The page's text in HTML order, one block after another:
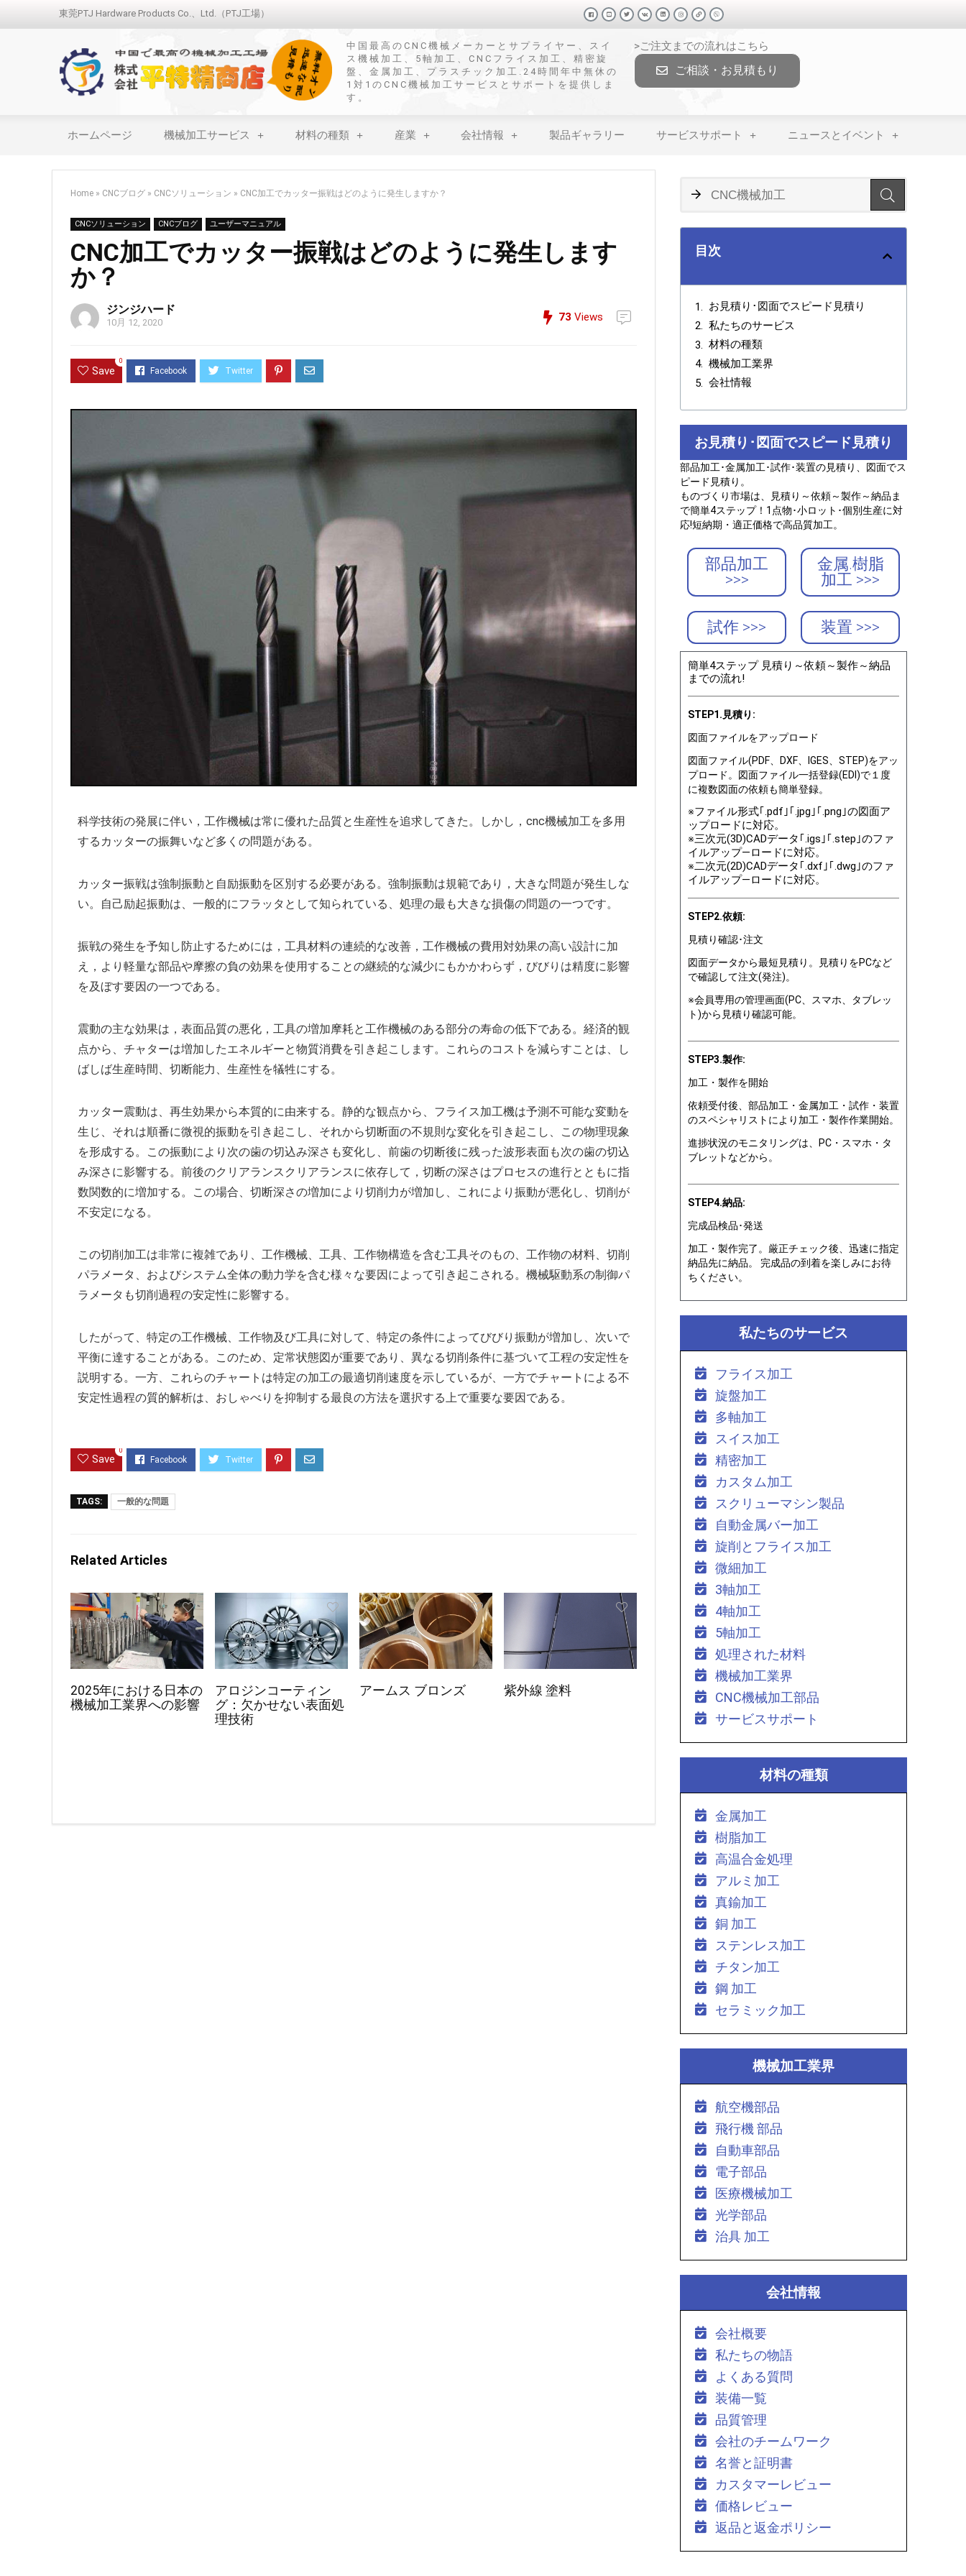
東莞PTJ Hardware Products Co.、Ltd.（PTJ工場）
中国最高のCNC機械メーカーとサプライヤー、スイ
ス機械加工、5軸加工、CNCフライス加工、精密旋
盤、金属加工、プラスチック加工.24時間年中無休の
1対1のCNC機械加工サービスとサポートを提供しま
す。
>ご注文までの流れはこちら
ご相談・お見積もり
ホームページ 機械加工サービス 材料の種類 産業 会社情報 製品ギャラリー サービスサポート ニュースとイベント
Home » CNCブログ » CNCソリューション » CNC加工でカッター振戦はどのように発生しますか？
CNCソリューション CNCブログ ユーザーマニュアル
CNC加工でカッター振戦はどのように発生します
か？
ジンジハード
10月 12, 2020 73 Views
Save
0
科学技術の発展に伴い，工作機械は常に優れた品質と生産性を追求してきた。しかし，cnc機械加工を多用
するカッターの振舞いなど多くの問題がある。
カッター振戦は強制振動と自励振動を区別する必要がある。強制振動は規範であり，大きな問題が発生しな
い。自己励起振動は、一般的にフラッタとして知られている、処理の最も大きな損傷の問題の一つです。
振戦の発生を予知し防止するためには，工具材料の連続的な改善，工作機械の費用対効果の高い設計に加
え，より軽量な部品や摩擦の負の効果を使用することの継続的な減少にもかかわらず，びびりは精度に影響
を及ぼす要因の一つである。
震動の主な効果は，表面品質の悪化，工具の増加摩耗と工作機械のある部分の寿命の低下である。経済的観
点から、チャターは増加したエネルギーと物質消費を引き起こします。これらのコストを減らすことは、し
ばしば生産時間、切断能力、生産性を犠牲にする。
カッター震動は、再生効果から本質的に由来する。静的な観点から、フライス加工機は予測不可能な変動を
生じ、それは順番に微視的振動を引き起こし、それから切断面の不規則な変化を引き起こし、この物理現象
を形成する。この振動により次の歯の切込み深さも変化し、前歯の切断後に残った波形表面も次の歯の切込
み深さに影響する。前後のクリアランスクリアランスに依存して，切断の深さはプロセスの進行とともに指
数関数的に増加する。この場合、切断深さの増加により切削力が増加し、これにより振動が悪化し、切削が
不安定になる。
この切削加工は非常に複雑であり、工作機械、工具、工作物構造を含む工具そのもの、工作物の材料、切削
パラメータ、およびシステム全体の動力学を含む様々な要因によって引き起こされる。機械駆動系の制御パ
ラメータも切削過程の安定性に影響する。
したがって、特定の工作機械、工作物及び工具に対して、特定の条件によってびびり振動が増加し、次いで
平衡に達することがある。このため、定常状態図が重要であり、異なる切削条件に基づいて工程の安定性を
説明する。一方、これらのチャートは特定の加工の最適切削速度を示しているが、一方でチャートによる不
安定性過程の質的解析は、おしゃべりを抑制する最良の方法を選択する上で重要な要因である。
Save
0
TAGS: 一般的な問題
Related Articles
2025年における日本の
機械加工業界への影響
アロジンコーティン
グ：欠かせない表面処
理技術
アームス ブロンズ 紫外線 塗料
目次
お見積り･図面でスピード見積り
私たちのサービス
材料の種類
機械加工業界
会社情報
お見積り･図面でスピード見積り
部品加工･金属加工･試作･装置の見積り、図面でス
ピード見積り。
ものづくり市場は、見積り～依頼～製作～納品ま
で簡単4ステップ！1点物･小ロット･個別生産に対
応!短納期・適正価格で高品質加工。
部品加工
>>>
金属.樹脂
加工 >>>
試作 >>> 装置 >>>
簡単4ステップ 見積り～依頼～製作～納品
までの流れ!
STEP1.見積り:
図面ファイルをアップロード
図面ファイル(PDF、DXF、IGES、STEP)をアッ
プロード。図面ファイル一括登録(EDI)で１度
に複数図面の依頼も簡単登録。
※ファイル形式｢.pdf｣｢.jpg｣｢.png｣の図面ア
ップロードに対応。
※三次元(3D)CADデータ｢.igs｣｢.step｣のファ
イルアップ―ロードに対応。
※二次元(2D)CADデータ｢.dxf｣｢.dwg｣のファ
イルアップ―ロードに対応。
STEP2.依頼:
見積り確認･注文
図面データから最短見積り。見積りをPCなど
で確認して注文(発注)。
※会員専用の管理画面(PC、スマホ、タブレッ
ト)から見積り確認可能。
STEP3.製作:
加工・製作を開始
依頼受付後、部品加工・金属加工・試作・装置
のスペシャリストにより加工・製作作業開始。
進捗状況のモニタリングは、PC・スマホ・タ
ブレットなどから。
STEP4.納品:
完成品検品･発送
加工・製作完了。厳正チェック後、迅速に指定
納品先に納品。 完成品の到着を楽しみにお待
ちください。
私たちのサービス
フライス加工
旋盤加工
多軸加工
スイス加工
精密加工
カスタム加工
スクリューマシン製品
自動金属バー加工
旋削とフライス加工
微細加工
3軸加工
4軸加工
5軸加工
処理された材料
機械加工業界
CNC機械加工部品
サービスサポート
材料の種類
金属加工
樹脂加工
高温合金処理
アルミ加工
真鍮加工
銅 加工
ステンレス加工
チタン加工
鋼 加工
セラミック加工
機械加工業界
航空機部品
飛行機 部品
自動車部品
電子部品
医療機械加工
光学部品
治具 加工
会社情報
会社概要
私たちの物語
よくある質問
装備一覧
品質管理
会社のチームワーク
名誉と証明書
カスタマーレビュー
価格レビュー
返品と返金ポリシー